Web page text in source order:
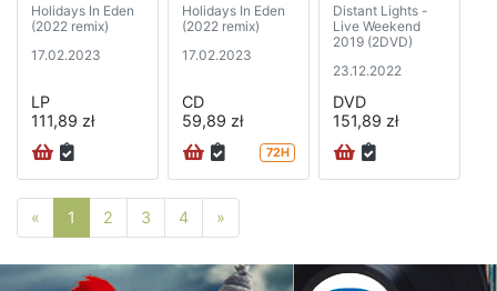
Holidays In Eden
(2022 remix)
17.02.2023
LP
111,89 zł
Holidays In Eden
(2022 remix)
17.02.2023
CD
59,89 zł
72H
Distant Lights -
Live Weekend
2019 (2DVD)
23.12.2022
DVD
151,89 zł
« Poprzednia strona
1 2 3 4 »